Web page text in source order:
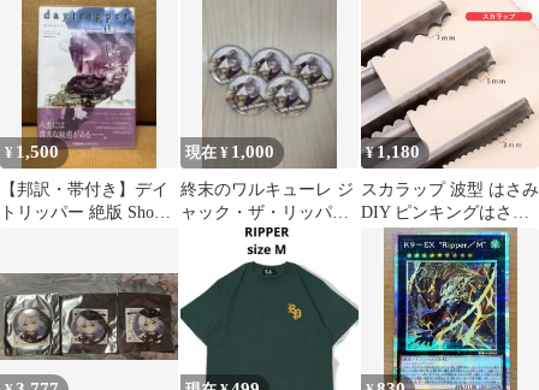
¥ 1,500
【邦訳・帯付き】デイ
トリッパー 絶版 ShoPro
現在 ¥ 1,000
終末のワルキューレ ジ
ャック・ザ・リッパー
缶バッジ 5個セット
¥1,180
スカラップ 波型 はさみ
DIY ピンキングはさみ
3mm 4mm 5mm 7mm
10mm 18mm クラフト
はさみ ピンキング鋏 手
芸 はさみ ハサミ